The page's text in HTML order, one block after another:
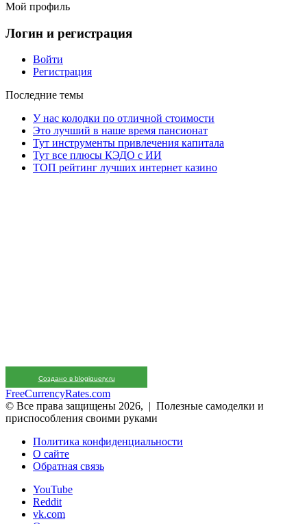
Мой профиль
Логин и регистрация
Войти
Регистрация
Последние темы
У нас колодки по отличной стоимости
Это лучший в наше время пансионат
Тут инструменты привлечения капитала
Тут все плюсы КЭДО с ИИ
ТОП рейтинг лучших интернет казино
Создано в blogjquery.ru
FreeCurrencyRates.com
© Все права защищены 2026, | Полезные самоделки и
приспособления своими руками
Политика конфиденциальности
О сайте
Обратная связь
YouTube
Reddit
vk.com